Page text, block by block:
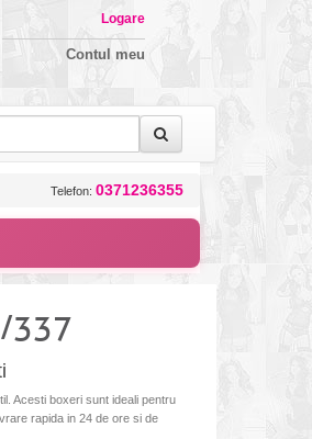
Logare
Contul meu
Telefon: 0371236355
337
Acesti boxeri sunt ideali pentru
rapida in 24 de ore si de